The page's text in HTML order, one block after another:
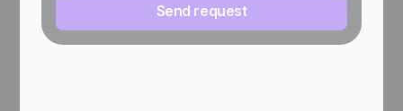
Send request